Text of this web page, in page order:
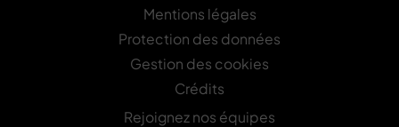
Mentions légales
Protection des données
Gestion des cookies
Crédits
Rejoignez nos équipes